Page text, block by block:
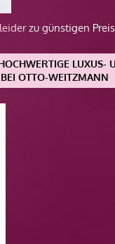
zu günstigen
LUXUS-
OTTO-WEITZMANN